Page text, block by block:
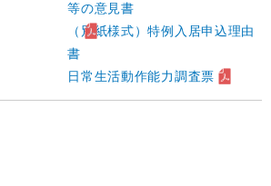
等の意見書
（別紙様式）特例入居申込理由
書
日常生活動作能力調査票